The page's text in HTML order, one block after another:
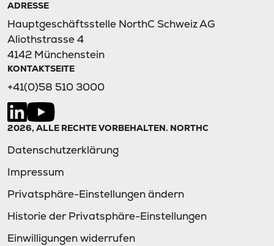
ADRESSE
Hauptgeschäftsstelle NorthC Schweiz AG
Aliothstrasse 4
4142 Münchenstein
KONTAKTSEITE
+41(0)58 510 3000
2026, ALLE RECHTE VORBEHALTEN. NORTHC
Datenschutzerklärung
Impressum
Privatsphäre-Einstellungen ändern
Historie der Privatsphäre-Einstellungen
Einwilligungen widerrufen